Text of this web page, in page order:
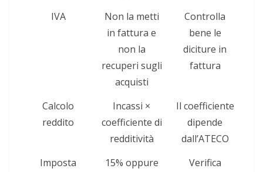
IVA
Non la metti
in fattura e
non la
recuperi sugli
acquisti
Controlla
bene le
diciture in
fattura
Calcolo
reddito
Incassi ×
coefficiente di
redditività
Il coefficiente
dipende
dall’ATECO
Imposta
15% oppure
Verifica